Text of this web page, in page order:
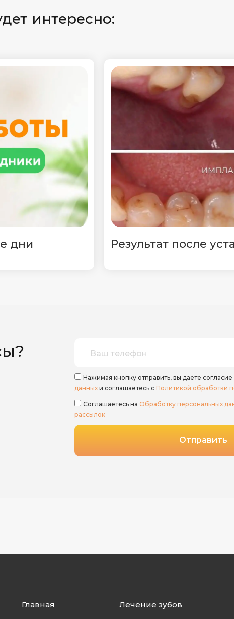
интересно:
дни Результат после
Нажимая кнопку отправить, вы даете согласие
данных и соглашаетесь с Политикой обработки
Соглашаетесь на Обработку персональных
рассылок
Отправить
Главная Лечение зубов